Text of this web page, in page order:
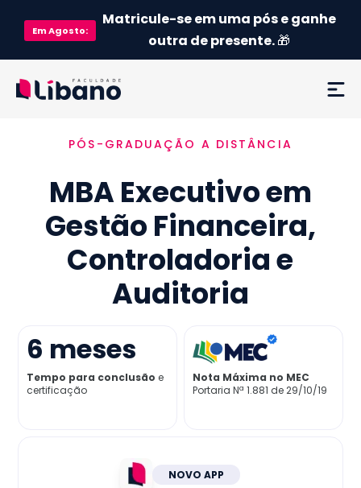
EmAgosto:
Matricule-se em uma pós e ganhe
outra de presente.🎁
Ementa
Como funciona
Credenciamento MEC
Matricule-se
PÓS-GRADUAÇÃO A DISTÂNCIA
MBA Executivo em
Gestão Financeira,
Controladoria e
Auditoria
6 meses
Tempo para conclusão e
certificação
Nota Máxima no MEC
Portaria Nª 1.881 de 29/10/19
NOVO APP